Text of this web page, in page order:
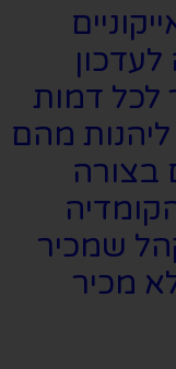
דמות
מהם
בצורה
שמכיר
מכיר